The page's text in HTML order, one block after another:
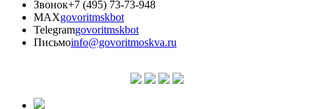
Звонок+7 (495) 73-73-948
MAXgovoritmskbot
Telegramgovoritmskbot
Письмоinfo@govoritmoskva.ru